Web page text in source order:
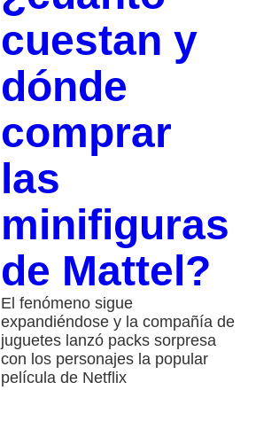
cuestan y
dónde
comprar
las
minifiguras
de Mattel?
El fenómeno sigue
expandiéndose y la compañía de
juguetes lanzó packs sorpresa
con los personajes la popular
película de Netflix